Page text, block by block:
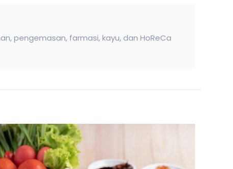
pengemasan, farmasi, kayu, dan HoReCa